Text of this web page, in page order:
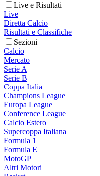
Live e Risultati
Live
Diretta Calcio
Risultati e Classifiche
Sezioni
Calcio
Mercato
Serie A
Serie B
Coppa Italia
Champions League
Europa League
Conference League
Calcio Estero
Supercoppa Italiana
Formula 1
Formula E
MotoGP
Altri Motori